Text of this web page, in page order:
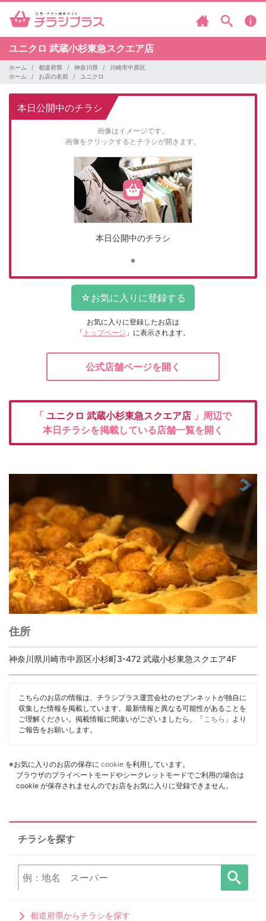
ユニクロ 武蔵小杉東急スクエア店
ホーム 都道府県 神奈川県
川崎市中原区
ホーム
お店の名前 ユニクロ
本日公開中のチラシ
画像はイメージです。
画像をクリックするとチラシが開きます。
本日公開中のチラシ
お気に入りに登録したお店は
「 トップページ 」に表示されます。
公式店舗ページを開く
「 ユニクロ 武蔵小杉東急スクエア店 」周辺で
本日チラシを掲載している店舗一覧を開く
住所
神奈川県川崎市中原区小杉町3-472 武蔵小杉東急スクエア4F
こちらのお店の情報は、チラシプラス運営会社のセブンネットが独自に
収集した情報を掲載しています。最新情報と異なる可能性があることを
ご理解ください。掲載情報に間違いがございましたら、「 こちら 」より
ご報告をお願いします。
※お気に入りのお店の保存に cookie を利用しています。
ブラウザのプライベートモードやシークレットモードでご利用の場合は
cookie が保存されませんのでお店をお気に入りに登録できません。
チラシを探す
都道府県からチラシを探す